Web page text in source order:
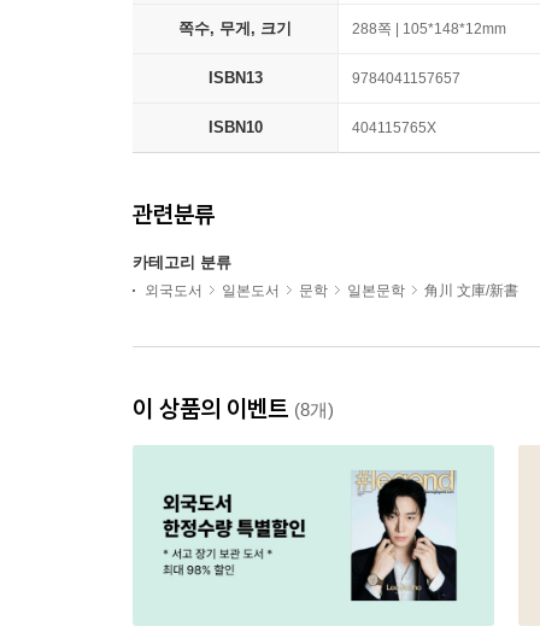
쪽수, 무게, 크기 288쪽 | 105*148*12mm
ISBN13 9784041157657
ISBN10 404115765X
관련분류
카테고리 분류
외국도서 일본도서 문학 일본문학 角川 文庫/新書
이 상품의 이벤트 (8개)